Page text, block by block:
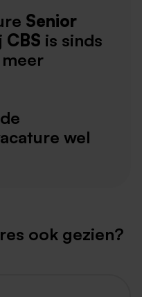
Senior
CBS is sinds
wel
ook gezien?